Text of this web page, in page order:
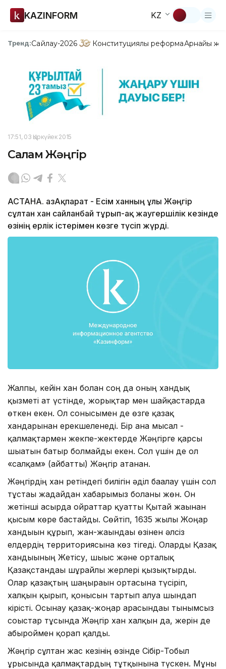
KAZINFORM KZ
Тренд:Сайлау-2026 Конституциялық реформаАрнайы
17:51, 03 Қыркүйек 2015
Салқам Жәңгір
АСТАНА. ҚазАқпарат - Есім ханның ұлы Жәңгір
сұлтан хан сайланбай тұрып-ақ жаугершілік кезінде
өзінің ерлік істерімен көзге түсіп жүрді.
Жалпы, кейін хан болған соң да оның хандық
қызметі ат үстінде, жорықтар мен шайқастарда
өткен екен. Ол сонысымен де өзге қазақ
хандарынан ерекшеленеді. Бір ғана мысал -
қалмақтармен жекпе-жектерде Жәңгірге қарсы
шығатын батыр болмайды екен. Сол үшін де ол
«салқам» (айбатты) Жәңгір атанған.
Жәңгірдің хан ретіндегі билігін әділ бағалау үшін сол
тұстағы жағдайдан хабарымыз болғаны жөн. Он
жетінші ғасырда ойраттар қуатты Қытай жағынан
қысым көре бастайды. Сөйтіп, 1635 жылы Жоңғар
хандығын құрып, жан-жағындағы өзінен әлсіз
елдердің территориясына көз тігеді. Оларды Қазақ
хандығының Жетісу, шығыс және орталық
Қазақстандағы шұрайлы жерлері қызықтырды.
Олар қазақтың шаңырағын ортасына түсіріп,
халқын қырып, қонысын тартып алуға шындап
кірісті. Осынау қазақ-жоңғар арасындағы тынымсыз
соғыстар тұсында Жәңгір хан халқын да, жерін де
абыроймен қорғап қалды.
Жәңгір сұлтан жас кезінің өзінде Сібір-Тобыл
ұрысында қалмақтардың тұтқынына түскен. Мұны